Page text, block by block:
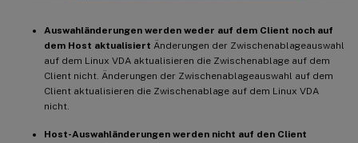
Auswahländerungen werden weder auf dem Client noch auf
dem Host aktualisiert Änderungen der Zwischenablageauswahl
auf dem Linux VDA aktualisieren die Zwischenablage auf dem
Client nicht. Änderungen der Zwischenablageauswahl auf dem
Client aktualisieren die Zwischenablage auf dem Linux VDA
nicht.
Host-Auswahländerungen werden nicht auf den Client